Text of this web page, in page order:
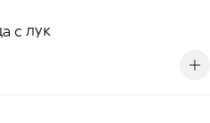
с лук